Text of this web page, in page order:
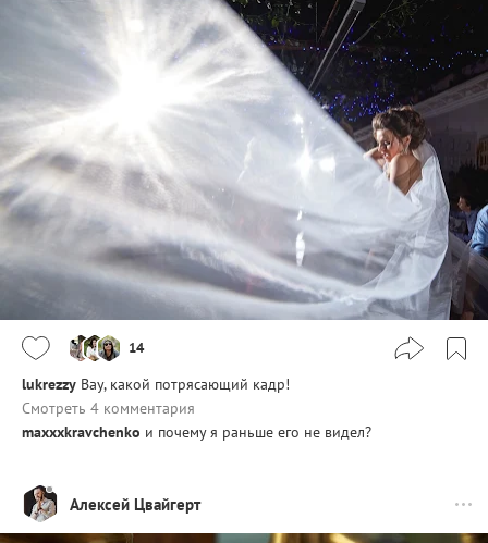
14
lukrezzy Вау, какой потрясающий кадр!
Смотреть 4 комментария
maxxxkravchenko и почему я раньше его не видел?
Алексей Цвайгерт